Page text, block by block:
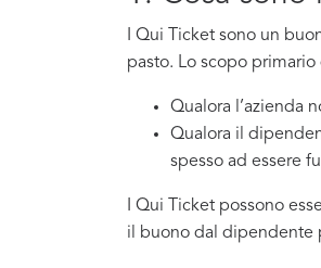
I Qui Ticket sono un
pasto. Lo scopo
Qualora l’azienda
Qualora il
spesso ad essere
I Qui Ticket possono
il buono dal dipendente